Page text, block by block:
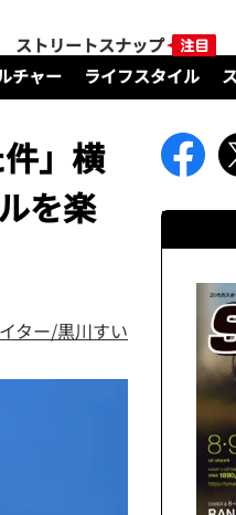
ストリートスナップ
チャー ライフスタイル
」横
を楽
ター/黒川すい